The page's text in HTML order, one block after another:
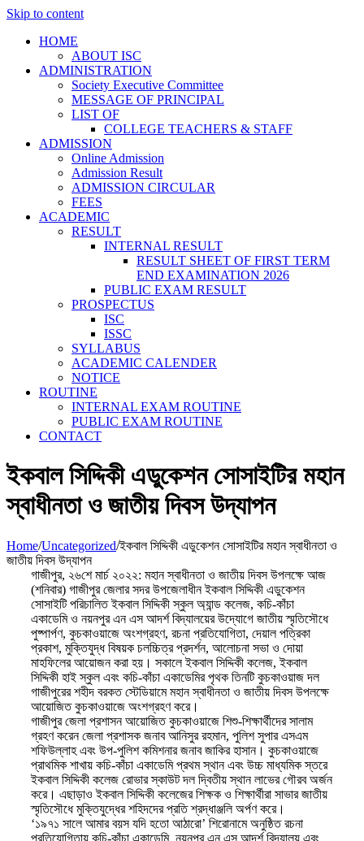
Skip to content
HOME
ABOUT ISC
ADMINISTRATION
Society Executive Committee
MESSAGE OF PRINCIPAL
LIST OF
COLLEGE TEACHERS & STAFF
ADMISSION
Online Admission
Admission Result
ADMISSION CIRCULAR
FEES
ACADEMIC
RESULT
INTERNAL RESULT
RESULT SHEET OF FIRST TERM
END EXAMINATION 2026
PUBLIC EXAM RESULT
PROSPECTUS
ISC
ISSC
SYLLABUS
ACADEMIC CALENDER
NOTICE
ROUTINE
INTERNAL EXAM ROUTINE
PUBLIC EXAM ROUTINE
CONTACT
ইকবাল সিদ্দিকী এডুকেশন সোসাইটির মহান
স্বাধীনতা ও জাতীয় দিবস উদ্যাপন
Home/Uncategorized/ইকবাল সিদ্দিকী এডুকেশন সোসাইটির মহান স্বাধীনতা ও
জাতীয় দিবস উদ্যাপন
গাজীপুর, ২৬শে মার্চ ২০২২: মহান স্বাধীনতা ও জাতীয় দিবস উপলক্ষে আজ
(শনিবার) গাজীপুর জেলার সদর উপজেলাধীন ইকবাল সিদ্দিকী এডুকেশন
সোসাইটি পরিচালিত ইকবাল সিদ্দিকী স্কুল অ্যান্ড কলেজ, কচি-কাঁচা
একাডেমি ও নয়নপুর এন এস আদর্শ বিদ্যালয়ের উদ্যোগে জাতীয় স্মৃতিসৌধে
পুষ্পার্পণ, কুচকাওয়াজে অংশগ্রহণ, রচনা প্রতিযোগিতা, দেয়াল পত্রিকা
প্রকাশ, মুক্তিযুদ্ধ বিষয়ক চলচ্চিত্র প্রদর্শন, আলোচনা সভা ও দোয়া
মাহফিলের আয়োজন করা হয়। সকালে ইকবাল সিদ্দিকী কলেজ, ইকবাল
সিদ্দিকী হাই স্কুল এবং কচি-কাঁচা একাডেমির পৃথক তিনটি কুচকাওয়াজ দল
গাজীপুরের শহীদ বরকত স্টেডিয়ামে মহান স্বাধীনতা ও জাতীয় দিবস উপলক্ষে
আয়োজিত কুচকাওয়াজে অংশগ্রহণ করে।
গাজীপুর জেলা প্রশাসন আয়োজিত কুচকাওয়াজে শিশু-শিক্ষার্থীদের সালাম
গ্রহণ করেন জেলা প্রশাসক জনাব আনিসুর রহমান, পুলিশ সুপার এসএম
শফিউল্লাহ এবং উপ-পুলিশ কমিশনার জনাব জাকির হাসান। কুচকাওয়াজে
প্রাথমিক শাখায় কচি-কাঁচা একাডেমি প্রথম স্থান এবং উচ্চ মাধ্যমিক স্তরে
ইকবাল সিদ্দিকী কলেজ রোভার স্কাউট দল দ্বিতীয় স্থান লাভের গৌরব অর্জন
করে। এছাড়াও ইকবাল সিদ্দিকী কলেজের শিক্ষক ও শিক্ষার্থীরা সাভার জাতীয়
স্মৃতিসৌধে মুক্তিযুদ্ধের শহিদদের প্রতি শ্রদ্ধাঞ্জলি অর্পণ করে।
‘১৯৭১ সালে আমার বয়স যদি হতো আঠারো’ শিরোনামে অনুষ্ঠিত রচনা
প্রতিযোগিতায় কচি-কাঁচা একাডেমি, নয়নপুর এন এস আদর্শ বিদ্যালয় এবং